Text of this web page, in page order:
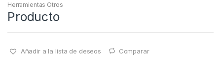
Herramientas Otros
Producto
Añadir a la lista de deseos Comparar